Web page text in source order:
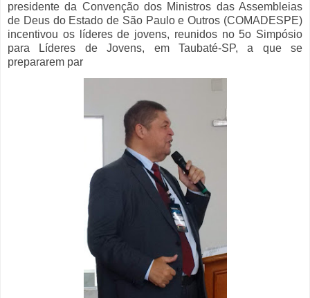
presidente da Convenção dos Ministros das Assembleias
de Deus do Estado de São Paulo e Outros (COMADESPE)
incentivou os líderes de jovens, reunidos no 5o Simpósio
para Líderes de Jovens, em Taubaté-SP, a que se
prepararem par